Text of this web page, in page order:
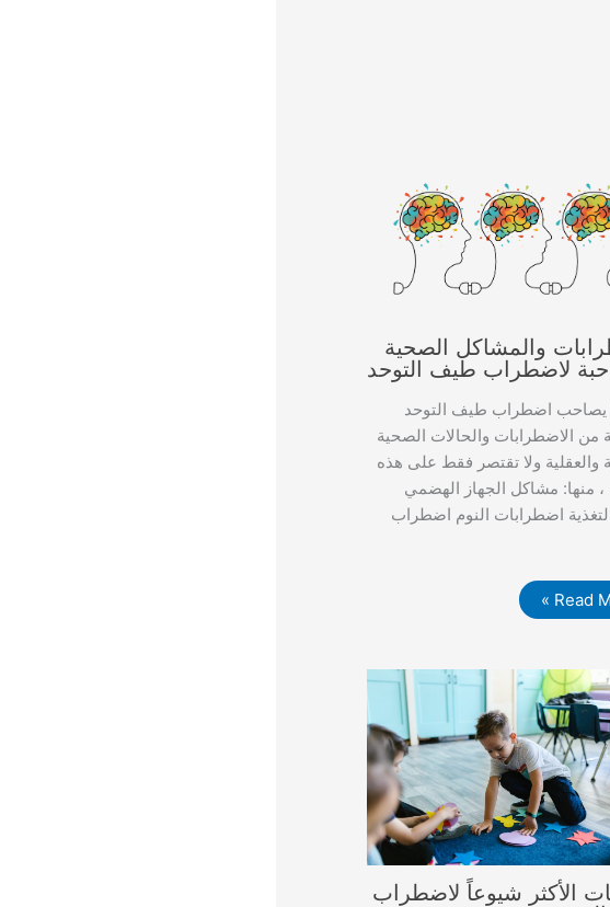
والمشاكل الصحية
لاضطراب طيف التوحد
يصاحب اضطراب طيف التوحد
من الاضطرابات والحالات الصحية
والعقلية ولا تقتصر فقط على هذه
، منها: مشاكل الجهاز الهضمي
اضطرابات النوم اضطراب
Read
الأكثر شيوعاً لاضطراب